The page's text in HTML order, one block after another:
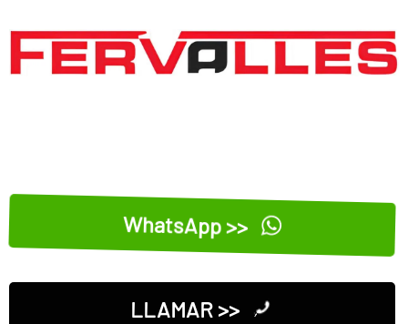
WhatsApp >>
LLAMAR >>